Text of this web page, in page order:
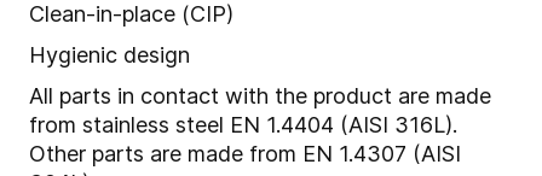
Clean-in-place (CIP)
Hygienic design
All parts in contact with the product are made
from stainless steel EN 1.4404 (AISI 316L).
Other parts are made from EN 1.4307 (AISI